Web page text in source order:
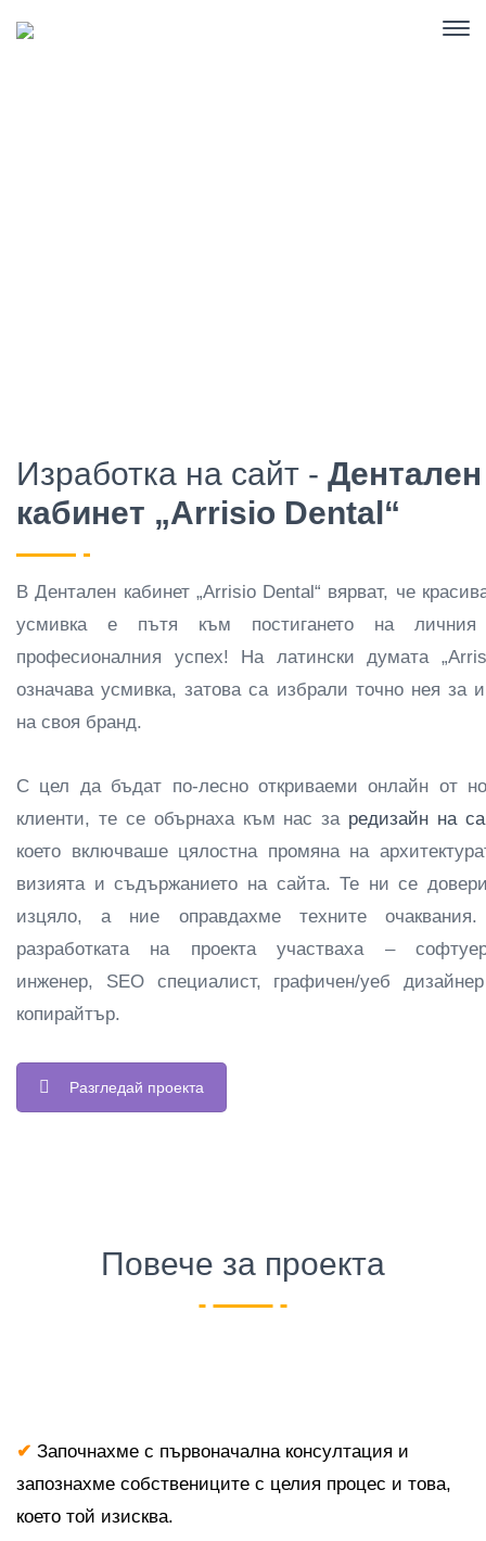
Изработка на сайт - Дентален
кабинет „Arrisio Dental“
В Дентален кабинет „Arrisio Dental“ вярват, че
усмивка е пътя към постигането на
професионалния успех! На латински думата
означава усмивка, затова са избрали точно нея за
на своя бранд.
С цел да бъдат по-лесно откриваеми онлайн от
клиенти, те се обърнаха към нас за редизайн на
което включваше цялостна промяна на
визията и съдържанието на сайта. Те ни се
изцяло, а ние оправдахме техните
разработката на проекта участваха –
инженер, SEO специалист, графичен/уеб
копирайтър.
Разгледай проекта
Повече за проекта
✔ Започнахме с първоначална консултация и
запознахме собствениците с целия процес и това,
което той изисква.